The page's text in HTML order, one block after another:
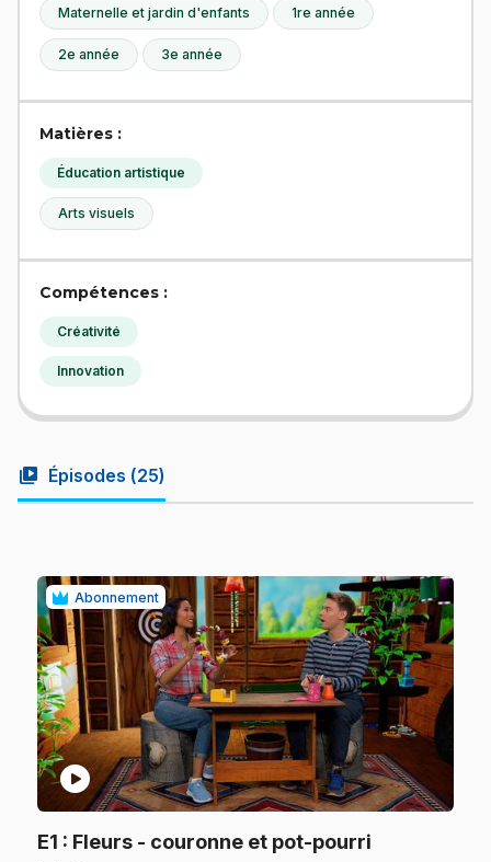
Maternelle et jardin d'enfants 1re année
2e année 3e année
Matières :
Éducation artistique
Arts visuels
Compétences :
Créativité
Innovation
video_library Épisodes (25)
Abonnement
play_circle
E1 : Fleurs - couronne et pot-pourri